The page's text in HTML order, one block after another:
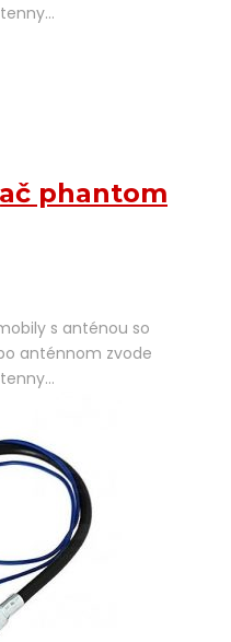
phantom
s anténou so
anténnom zvode